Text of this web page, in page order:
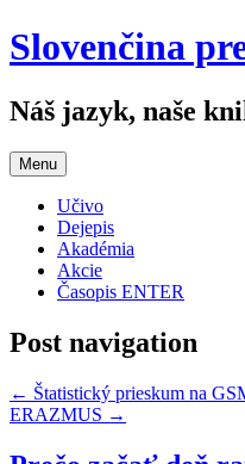
Slovenčina
Náš jazyk, naše
Menu
Učivo
Dejepis
Akadémia
Akcie
Časopis ENTER
Post navigation
← Štatistický prieskum na
ERAZMUS →